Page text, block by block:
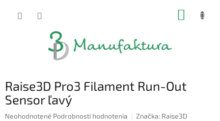
Raise3D Pro3 Filament Run-Out
Sensor ľavý
Priemerné
Neohodnotené Podrobnosti hodnotenia Značka: Raise3D